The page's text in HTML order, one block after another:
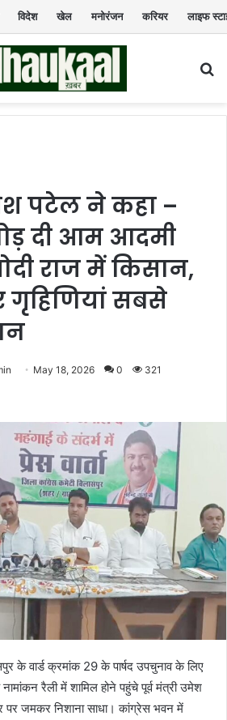
विदेश खेल मनोरंजन करियर लाइफ
पटेल ने कहा –
दी आम आदमी
राज में किसान,
गृहिणियां सबसे
May 18, 2026 0 321
के वार्ड क्रमांक 29 के पार्षद उपचुनाव के लिए
रैली में शामिल होने पहुंचे पूर्व मंत्री उमेश
पर जमकर निशाना साधा। कांग्रेस भवन में